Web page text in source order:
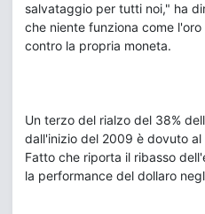
salvataggio per tutti noi," ha
che niente funziona come
contro la propria moneta.
Un terzo del rialzo del 38%
dall'inizio del 2009 è dovuto
Fatto che riporta il ribasso
la performance del dollaro